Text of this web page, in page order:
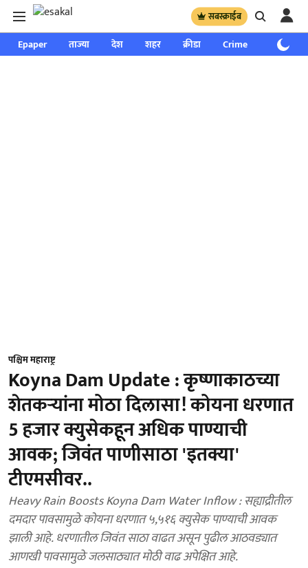
सबस्क्राईब
Epaper ताज्या देश शहर क्रीडा Crime साप्ताहिक
पश्चिम महाराष्ट्र
Koyna Dam Update : कृष्णाकाठच्या
शेतकऱ्यांना मोठा दिलासा! कोयना धरणात
5 हजार क्युसेकहून अधिक पाण्याची
आवक; जिवंत पाणीसाठा 'इतक्या'
टीएमसीवर..
Heavy Rain Boosts Koyna Dam Water Inflow : सह्याद्रीतील
दमदार पावसामुळे कोयना धरणात ५,५१६ क्युसेक पाण्याची आवक
झाली आहे. धरणातील जिवंत साठा वाढत असून पुढील आठवड्यात
आणखी पावसामुळे जलसाठ्यात मोठी वाढ अपेक्षित आहे.